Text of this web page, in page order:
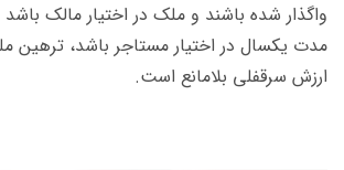
واگذار شده باشند و ملک در اختیار مالک باشد
مدت یکسال در اختیار مستاجر باشد، ترهین
ارزش سرقفلی بلامانع است.